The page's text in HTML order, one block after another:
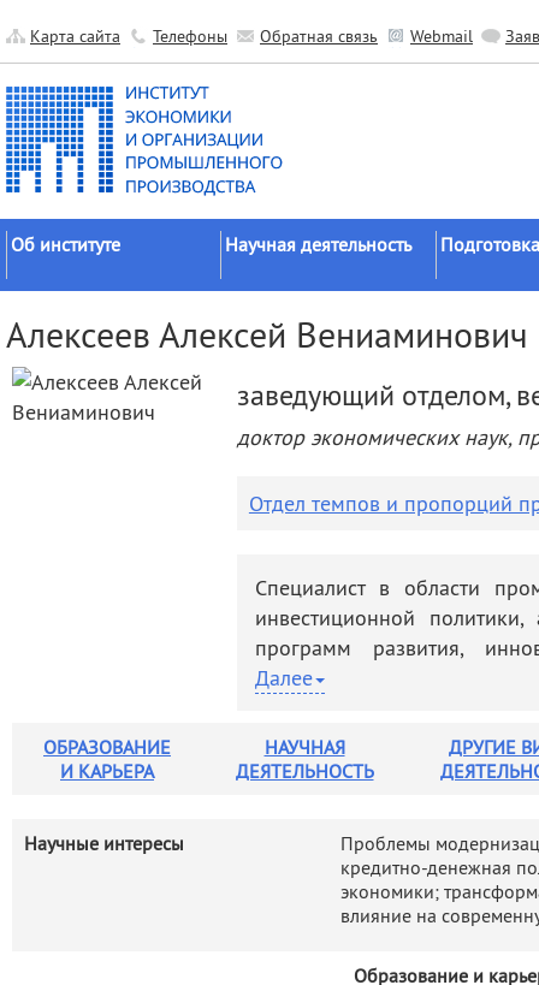
Карта сайта Телефоны Обратная связь Webmail
Об институте
Официальные документы
История
Руководство
Научная деятельность
исследований
Прикладные разработки
Гранты
Экспедиции
Публикации
советы
Алексеев Алексей Вениаминович
заведующий отделом,
доктор экономических наук,
Отдел темпов и пропорций
Специалист в области
инвестиционной
программ развития,
экономики.
половины XX – первой
Лично и в соавторстве
Руководитель ряда
проектов программ
Президиума РАН, РФФИ.
Далее
ОБРАЗОВАНИЕ
И КАРЬЕРА
НАУЧНАЯ
ДЕЯТЕЛЬНОСТЬ
ДРУГИЕ
Научные интересы
Проблемы
кредитно-денежная
экономики;
влияние на
Образование и